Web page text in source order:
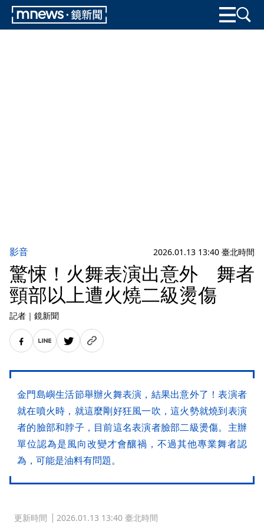
影音 2026.01.13 13:40 臺北時間
驚悚！火舞表演出意外 舞者
頸部以上遭火燒二級燙傷
記者 ｜ 鏡新聞
金門島嶼生活節舉辦火舞表演，結果出意外了！表演者
就在噴火時，就這麼剛好狂風一吹，這火勢就燒到表演
者的臉部和脖子，目前這名表演者臉部二級燙傷。主辦
單位認為是風向改變才會釀禍，不過其他專業舞者認
為，可能是油料有問題。
更新時間 2026.01.13 13:40 臺北時間